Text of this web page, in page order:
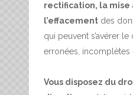
rectification, la mise
l’effacement des
qui peuvent s’avérer le
erronées, incomplètes
Vous disposez du